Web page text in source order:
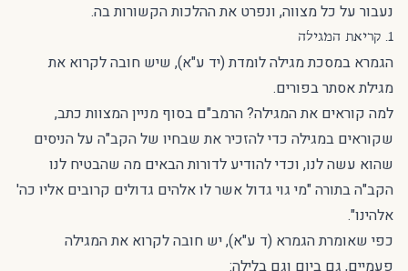
נעבור על כל מצווה, ונפרט את ההלכות הקשורות בה.
1. קריאת המגילה
הגמרא במסכת מגילה לומדת (יד ע"א), שיש חובה לקרוא את
מגילת אסתר בפורים.
למה קוראים את המגילה? הרמב"ם בסוף מניין המצוות כתב,
שקוראים במגילה כדי להזכיר את שבחיו של הקב"ה על הניסים
שהוא עשה לנו, וכדי להודיע לדורות הבאים מה שהבטיח לנו
הקב"ה בתורה "מי גוי גדול אשר לו אלהים גדולים קרובים אליו כה'
אלהינו".
כפי שאומרת הגמרא (ד ע"א), יש חובה לקרוא את המגילה
פעמיים, גם ביום וגם בלילה: